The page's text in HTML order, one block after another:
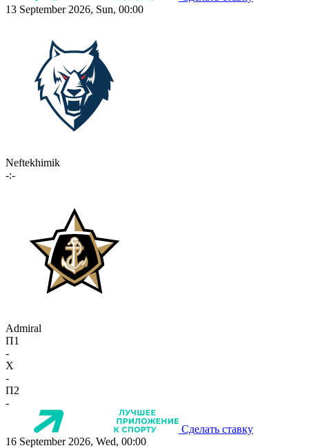
13 September 2026, Sun, 00:00
Neftekhimik
-:-
Admiral
П1
-
X
-
П2
-
Сделать ставку
16 September 2026, Wed, 00:00